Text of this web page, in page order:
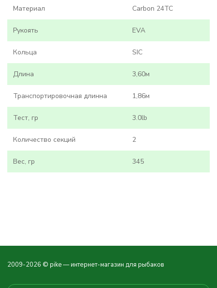
Материал Carbon 24TC
Рукоять EVA
Кольца SIC
Длина 3,60м
Транспортировочная длинна 1,86м
Тест, гр 3.0lb
Количество секций 2
Вес, гр 345
2009-2026 © pike — интернет-магазин для рыбаков